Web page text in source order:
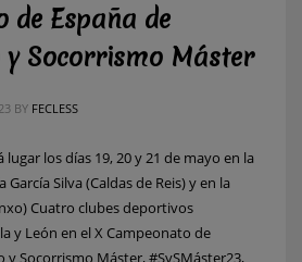
de España de
Socorrismo Máster
BY FECLESS
los días 19, 20 y 21 de mayo en la
Silva (Caldas de Reis) y en la
Cuatro clubes deportivos
y León en el X Campeonato de
y Socorrismo Máster, #SySMáster23,